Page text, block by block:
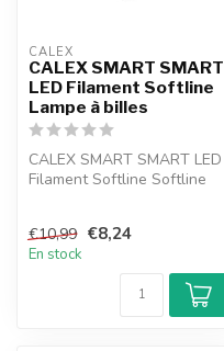
CALEX
CALEX SMART SMART
LED Filament Softline
Lampe à billes
CALEX SMART SMART LED
Filament Softline Softline
€10,99 €8,24
En stock